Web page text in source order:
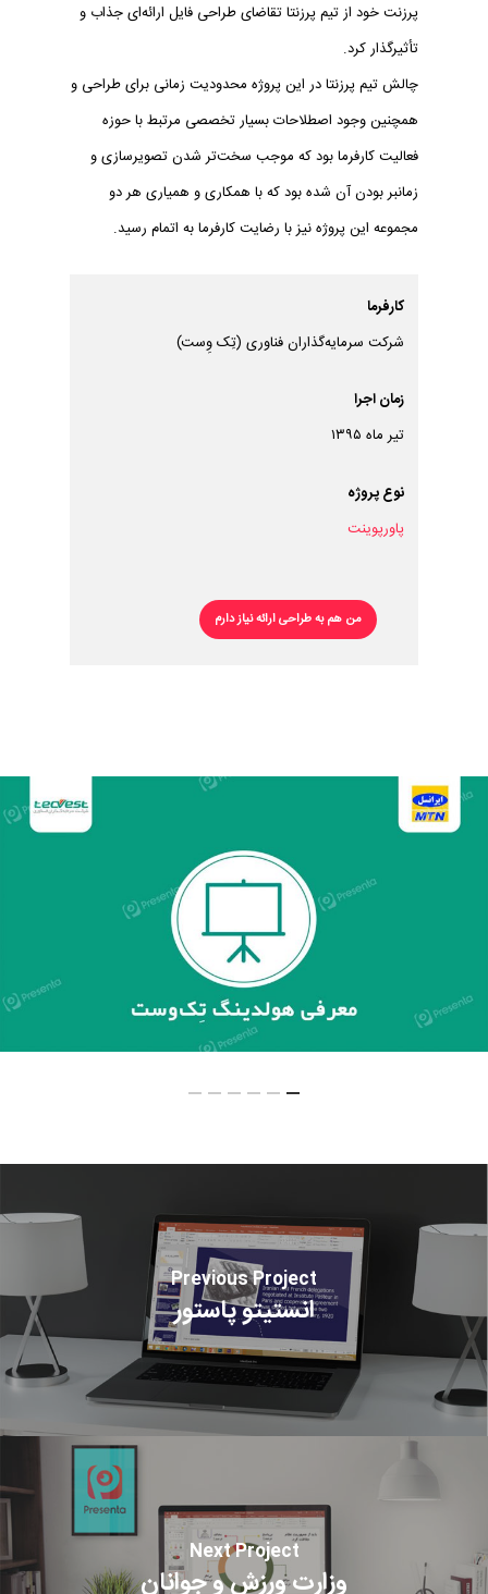
پرزنت خود از تیم پرزنتا تقاضای طراحی فایل ارائه‌ای جذاب و
تأثیرگذار کرد.
چالش تیم پرزنتا در این پروژه محدودیت زمانی برای طراحی و
همچنین وجود اصطلاحات بسیار تخصصی مرتبط با حوزه
فعالیت کارفرما بود که موجب سخت‌تر شدن تصویرسازی و
زمانبر بودن آن شده بود که با همکاری و همیاری هر دو
مجموعه این پروژه نیز با رضایت کارفرما به اتمام رسید.
کارفرما
شرکت سرمایه‌گذاران فناوری (تِک وِست)
زمان اجرا
تیر ماه ۱۳۹۵
نوع پروژه
پاورپوینت
من هم به طراحی ارائه نیاز دارم
Previous Project
انستیتو پاستور
Next Project
وزارت ورزش و جوانان